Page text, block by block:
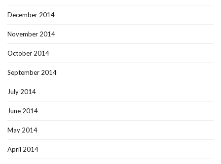
December 2014
November 2014
October 2014
September 2014
July 2014
June 2014
May 2014
April 2014